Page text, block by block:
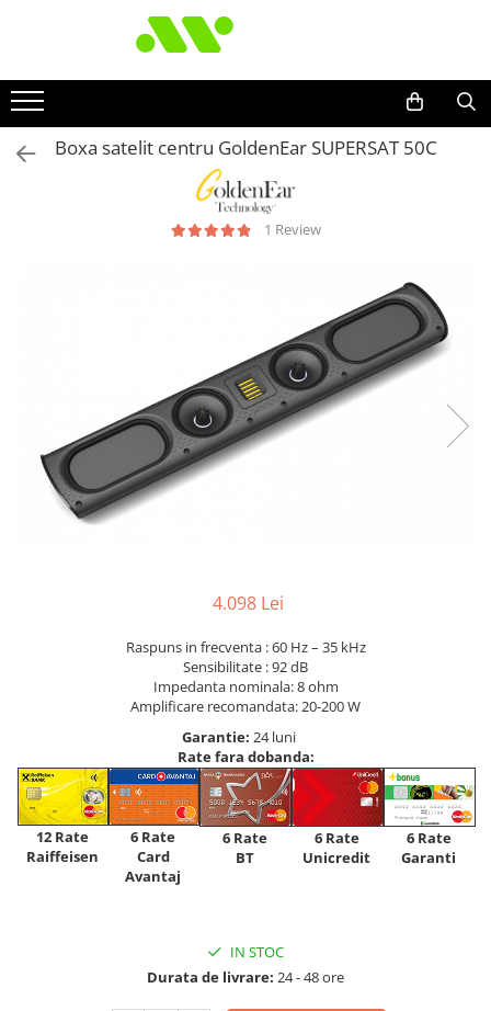
Boxa satelit centru GoldenEar SUPERSAT 50C
1 Review
4.098 Lei
Raspuns in frecventa : 60 Hz – 35 kHz
Sensibilitate : 92 dB
Impedanta nominala: 8 ohm
Amplificare recomandata: 20-200 W
Garantie: 24 luni
Rate fara dobanda:
12 Rate
Raiffeisen
6 Rate
Card
Avantaj
6 Rate
BT
6 Rate
Unicredit
6 Rate
Garanti
IN STOC
Durata de livrare: 24 - 48 ore